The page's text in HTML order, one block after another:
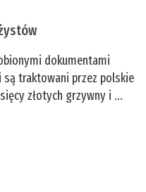
dokumentami
traktowani przez polskie
złotych grzywny i ...